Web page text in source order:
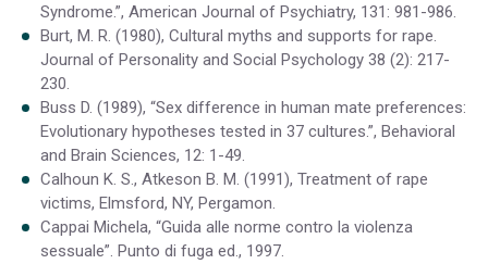
Syndrome.”, American Journal of Psychiatry, 131: 981-986.
Burt, M. R. (1980), Cultural myths and supports for rape.
Journal of Personality and Social Psychology 38 (2): 217-
230.
Buss D. (1989), “Sex difference in human mate preferences:
Evolutionary hypotheses tested in 37 cultures.”, Behavioral
and Brain Sciences, 12: 1-49.
Calhoun K. S., Atkeson B. M. (1991), Treatment of rape
victims, Elmsford, NY, Pergamon.
Cappai Michela, “Guida alle norme contro la violenza
sessuale”. Punto di fuga ed., 1997.